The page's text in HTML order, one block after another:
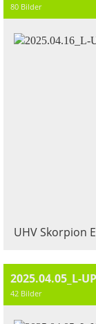
80 Bilder
UHV Skorpion
2025.04.05_L-
42 Bilder